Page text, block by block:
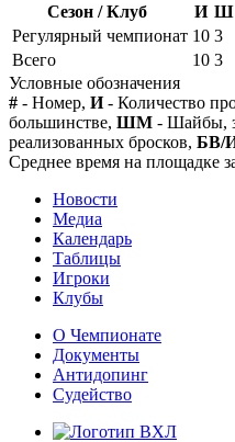
Сезон / Клуб И Ш
Регулярный чемпионат 10 3
Всего
10 3
Условные обозначения
# - Номер, И- Количество
большинстве, ШМ - Шайбы,
реализованных бросков, БВ/
Среднее время на площадке
Новости
Медиа
Календарь
Таблицы
Игроки
Клубы
О Чемпионате
Документы
Антидопинг
Судейство